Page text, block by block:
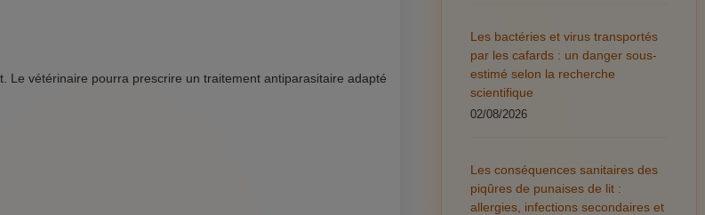
Le vétérinaire pourra prescrire un traitement antiparasitaire adapté
Les bactéries et virus transportés
par les cafards : un danger sous-
estimé selon la recherche
scientifique
02/08/2026
Les conséquences sanitaires des
piqûres de punaises de lit :
allergies, infections secondaires et